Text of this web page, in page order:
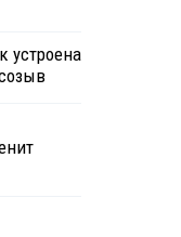
устроена